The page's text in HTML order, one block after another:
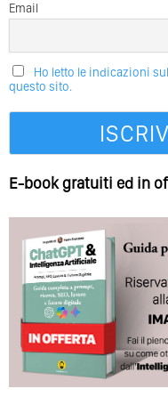
Email
Ho letto le indicazioni
questo sito.
E-book gratuiti ed in